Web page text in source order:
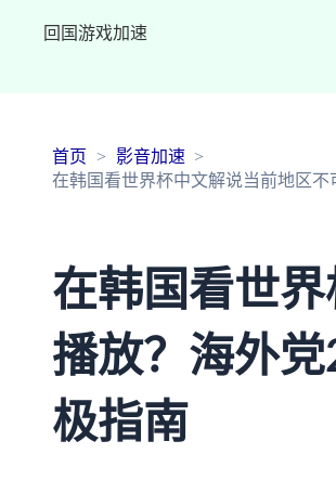
回国游戏加速
首页
影音加速
在韩国看世界杯中文解说当前地区
在韩国看世界
播放？海外
极指南